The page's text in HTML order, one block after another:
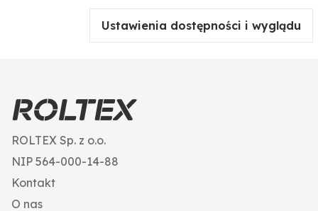
Ustawienia dostępności i wyglądu
ROLTEX Sp. z o.o.
NIP 564-000-14-88
Kontakt
O nas